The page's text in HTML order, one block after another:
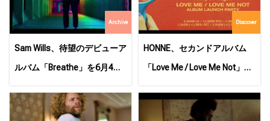
Archive
Sam Wills、待望のデビューア
ルバム「Breathe」を6月4日
Discover
HONNE、セカンドアルバム
「Love Me / Love Me Not」